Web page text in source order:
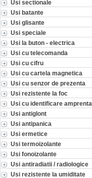
Usi sectionale
Usi batante
Usi glisante
Usi speciale
Usi la buton - electrica
Usi cu telecomanda
Usi cu cifru
Usi cu cartela magnetica
Usi cu senzor de prezenta
Usi rezistente la foc
Usi cu identificare amprenta
Usi antiglont
Usi antipanica
Usi ermetice
Usi termoizolante
Usi fonoizolante
Usi antiradiatii / radiologice
Usi rezistente la umiditate